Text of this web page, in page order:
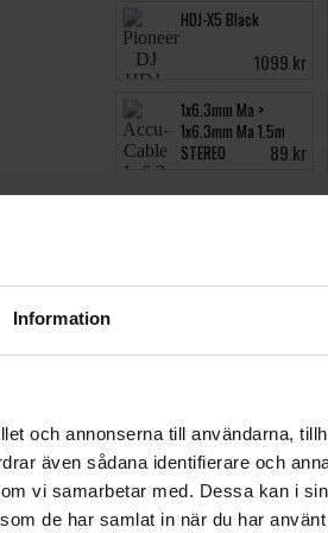
Information
och annonserna till användarna,
även sådana identifierare och
vi samarbetar med. Dessa kan i
de har samlat in när du har
HDJ-X5 Black
1099 kr
1x6.3mm Ma >
1x6.3mm Ma 1.5m
STEREO
89 kr
attack och kraftfull bas för att
Bass Accelerator levererar den djup,
via panelen gör det enkelt att